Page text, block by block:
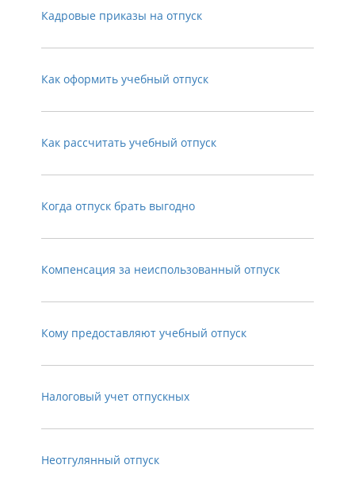
Кадровые приказы на отпуск
Как оформить учебный отпуск
Как рассчитать учебный отпуск
Когда отпуск брать выгодно
Компенсация за неиспользованный отпуск
Кому предоставляют учебный отпуск
Налоговый учет отпускных
Неотгулянный отпуск